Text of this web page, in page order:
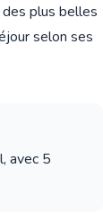
des plus belles
selon ses
avec 5